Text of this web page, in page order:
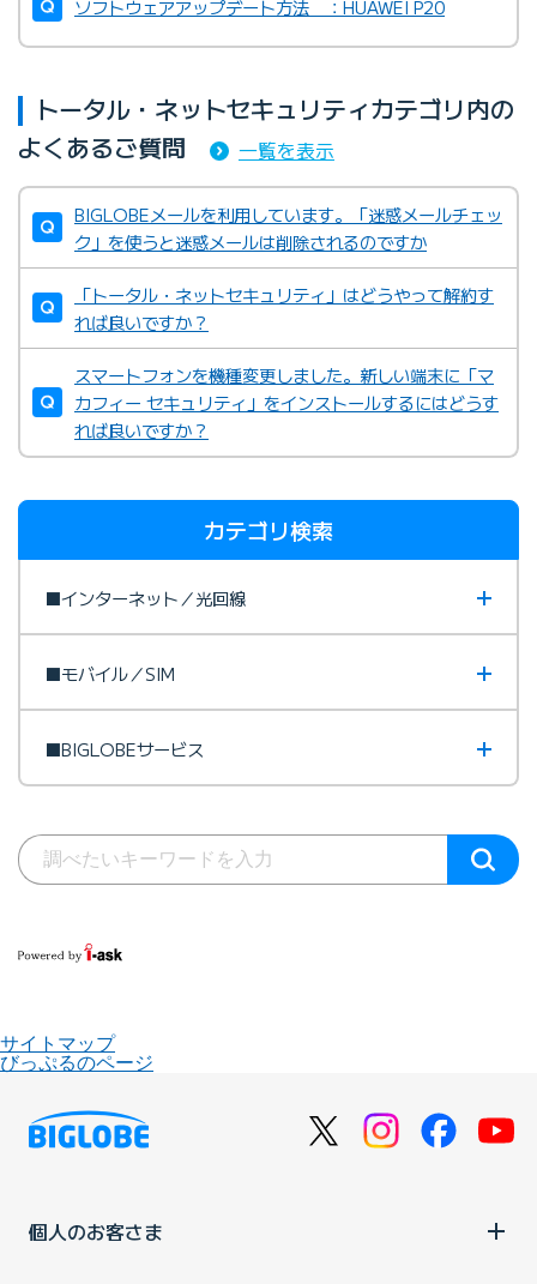
ソフトウェアアップデート方法 ：HUAWEI P20
トータル・ネットセキュリティカテゴリ内の
よくあるご質問
一覧を表示
BIGLOBEメールを利用しています。「迷惑メールチェッ
ク」を使うと迷惑メールは削除されるのですか
「トータル・ネットセキュリティ」はどうやって解約す
れば良いですか？
スマートフォンを機種変更しました。新しい端末に「マ
カフィー セキュリティ」をインストールするにはどうす
れば良いですか？
カテゴリ検索
■インターネット／光回線
■モバイル／SIM
■BIGLOBEサービス
サイトマップ
びっぷるのページ
個人のお客さま